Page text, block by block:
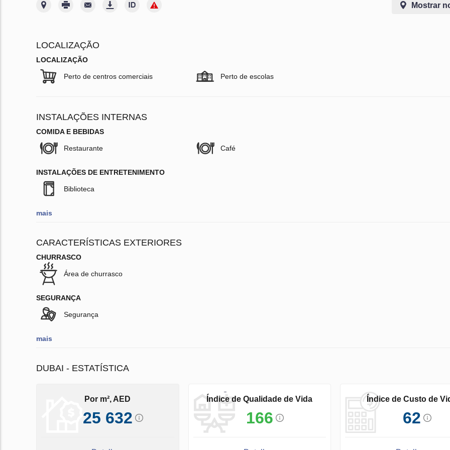
Mostrar
LOCALIZAÇÃO
LOCALIZAÇÃO
Perto de centros comerciais Perto de escolas
INSTALAÇÕES INTERNAS
COMIDA E BEBIDAS
Restaurante Café
INSTALAÇÕES DE ENTRETENIMENTO
Biblioteca
mais
CARACTERÍSTICAS EXTERIORES
CHURRASCO
Área de churrasco
SEGURANÇA
Segurança
mais
DUBAI - ESTATÍSTICA
Por m², AED
25 632
Índice de Qualidade de Vida
166
Índice de Custo de
62